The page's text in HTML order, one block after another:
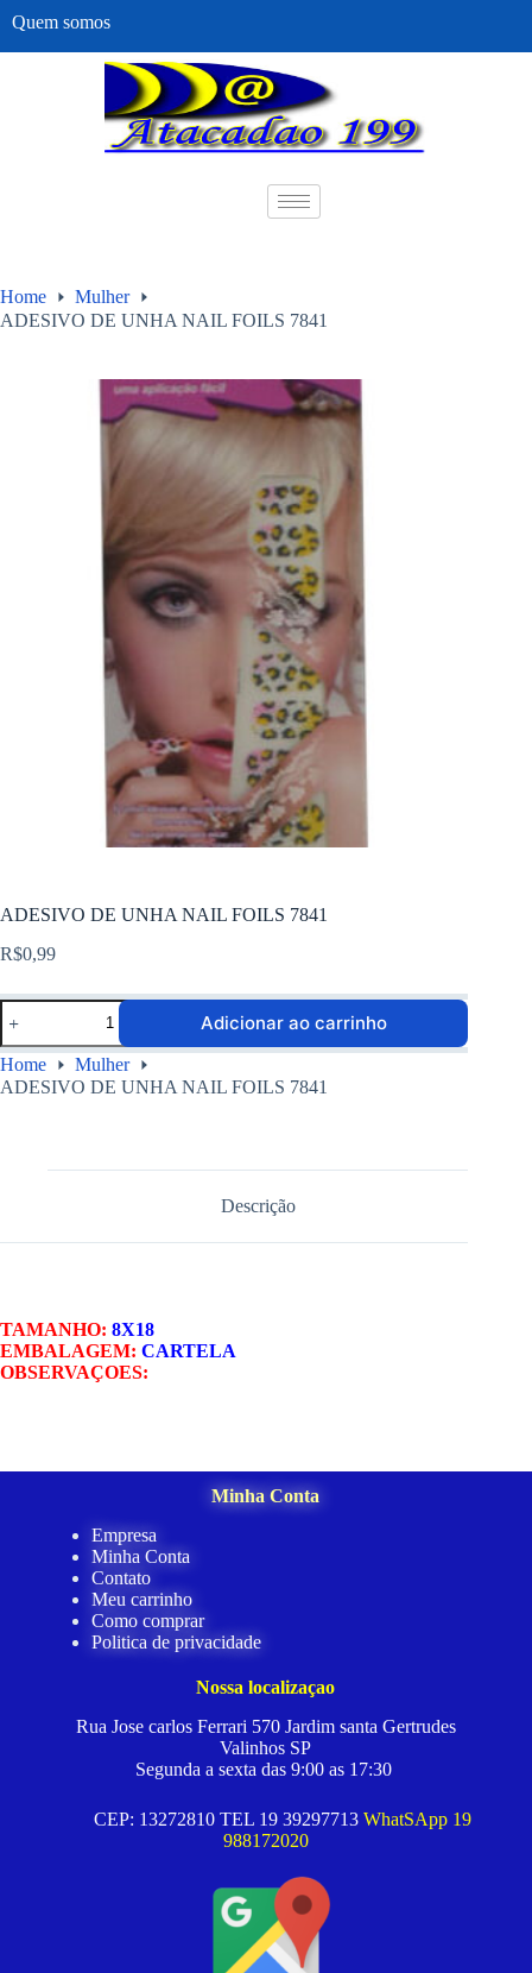
Quem somos
Home
Mulher
ADESIVO DE UNHA NAIL FOILS 7841
ADESIVO DE UNHA NAIL FOILS 7841
R$0,99
Adicionar ao carrinho
Home
Mulher
ADESIVO DE UNHA NAIL FOILS 7841
Descrição
TAMANHO: 8X18
EMBALAGEM: CARTELA
OBSERVAÇOES:
Minha Conta
Empresa
Minha Conta
Contato
Meu carrinho
Como comprar
Politica de privacidade
Nossa localizaçao
Rua Jose carlos Ferrari 570 Jardim santa Gertrudes
Valinhos SP
Segunda a sexta das 9:00 as 17:30
CEP: 13272810 TEL 19 39297713 WhatSApp 19
988172020